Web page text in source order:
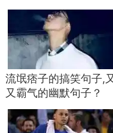
四、人物典故
源自历史人物
文化内涵。
信？
流氓痞子的搞笑句子,
又霸气的幽默句子？